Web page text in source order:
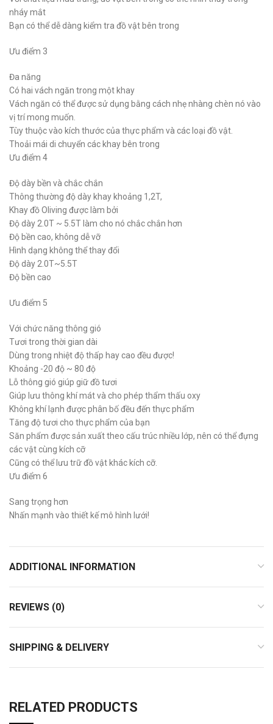
nháy mắt
Bạn có thể dễ dàng kiểm tra đồ vật bên trong
Ưu điểm 3
Đa năng
Có hai vách ngăn trong một khay
Vách ngăn có thể được sử dụng bằng cách nhẹ nhàng chèn nó vào
vị trí mong muốn.
Tùy thuộc vào kích thước của thực phẩm và các loại đồ vật.
Thoải mái di chuyển các khay bên trong
Ưu điểm 4
Độ dày bền và chắc chắn
Thông thường độ dày khay khoảng 1,2T,
Khay đồ Oliving được làm bởi
Độ dày 2.0T ~ 5.5T làm cho nó chắc chắn hơn
Độ bền cao, không dễ vỡ
Hình dạng không thể thay đổi
Độ dày 2.0T~5.5T
Độ bền cao
Ưu điểm 5
Với chức năng thông gió
Tươi trong thời gian dài
Dùng trong nhiệt độ thấp hay cao đều được!
Khoảng -20 độ ~ 80 độ
Lỗ thông gió giúp giữ đồ tươi
Giúp lưu thông khí mát và cho phép thẩm thấu oxy
Không khí lạnh được phân bố đều đến thực phẩm
Tăng độ tươi cho thực phẩm của bạn
Săn phẩm được sản xuất theo cấu trúc nhiều lớp, nên có thể đựng
các vật cùng kích cỡ
Cũng có thể lưu trữ đồ vật khác kích cỡ.
Ưu điểm 6
Sang trọng hơn
Nhấn mạnh vào thiết kế mô hình lưới!
ADDITIONAL INFORMATION
REVIEWS (0)
SHIPPING & DELIVERY
RELATED PRODUCTS